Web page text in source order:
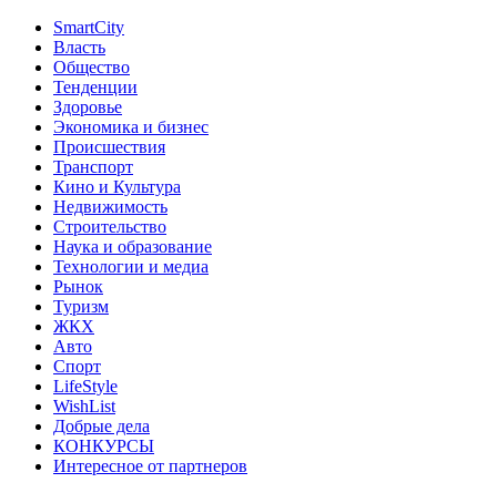
SmartCity
Власть
Общество
Тенденции
Здоровье
Экономика и бизнес
Происшествия
Транспорт
Кино и Культура
Недвижимость
Строительство
Наука и образование
Технологии и медиа
Рынок
Туризм
ЖКХ
Авто
Спорт
LifeStyle
WishList
Добрые дела
КОНКУРСЫ
Интересное от партнеров